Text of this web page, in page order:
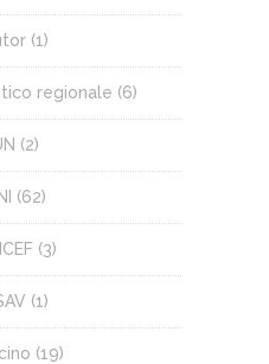
(1)
regionale (6)
(2)
(62)
(3)
(1)
(19)